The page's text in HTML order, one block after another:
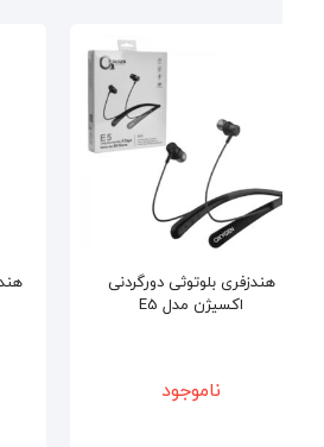
هندزفری بلوتوثی دورگردنی
اکسیژن مدل E5
ناموجود